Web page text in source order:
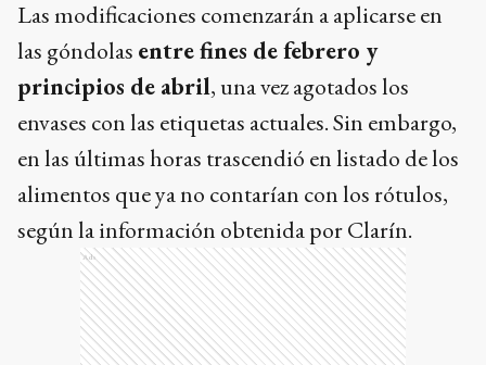
Las modificaciones comenzarán a aplicarse en
las góndolas entre fines de febrero y
principios de abril, una vez agotados los
envases con las etiquetas actuales. Sin embargo,
en las últimas horas trascendió en listado de los
alimentos que ya no contarían con los rótulos,
según la información obtenida por Clarín.
Ads